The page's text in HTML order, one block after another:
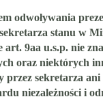
stanu w
9aa u.s.p. nie
oraz niektórych
przez sekretarza
niezależności i